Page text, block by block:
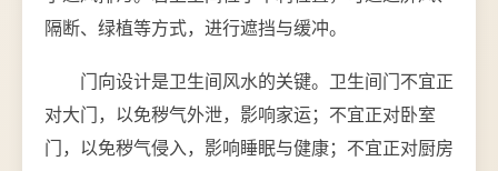
隔断、绿植等方式，进行遮挡与缓冲。
门向设计是卫生间风水的关键。卫生间门不宜正
对大门，以免秽气外泄，影响家运；不宜正对卧室
门，以免秽气侵入，影响睡眠与健康；不宜正对厨房